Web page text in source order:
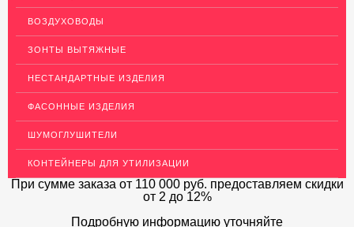
ДЕКОРАТИВНЫЙ УГОЛОК
Уголок латунный декоративный
Уголок медный декоративный
Уголок алюминиевый декоративный
Декоративный пластиковый уголок для стен
МЕТАЛЛИЧЕСКИЕ ПОРОГИ НАПОЛЬНЫЕ (ДЛЯ ПОЛА),
РАСКЛАДКА, ПЛИНТУС
ВОЗДУХОВОДЫ
ЗОНТЫ ВЫТЯЖНЫЕ
НЕСТАНДАРТНЫЕ ИЗДЕЛИЯ
ФАСОННЫЕ ИЗДЕЛИЯ
ШУМОГЛУШИТЕЛИ
КОНТЕЙНЕРЫ ДЛЯ УТИЛИЗАЦИИ
При сумме заказа от 110 000 руб. предоставляем скидки
от 2 до 12%
Подробную информацию уточняйте